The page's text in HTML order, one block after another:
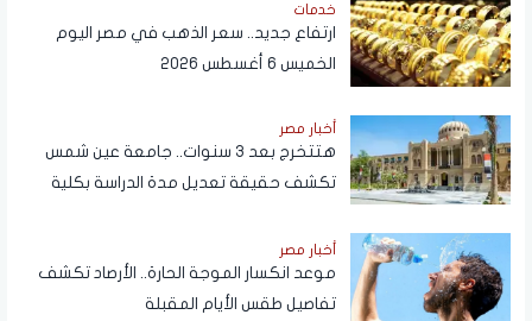
خدمات
ارتفاع جديد.. سعر الذهب في مصر اليوم
الخميس 6 أغسطس 2026
أخبار مصر
هتتخرج بعد 3 سنوات.. جامعة عين شمس
تكشف حقيقة تعديل مدة الدراسة بكلية
أخبار مصر
موعد انكسار الموجة الحارة.. الأرصاد تكشف
تفاصيل طقس الأيام المقبلة